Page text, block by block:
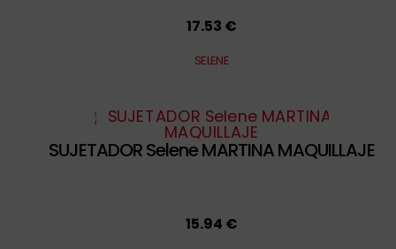
17.53 €
SELENE
SUJETADOR Selene MARTINA MAQUILLAJE
15.94 €